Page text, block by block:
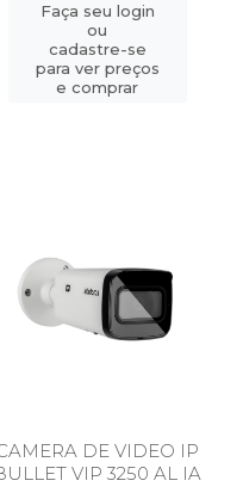
Faça seu login
ou
cadastre-se
para ver preços
e comprar
DE VIDEO IP
VIP 3250 AL IA